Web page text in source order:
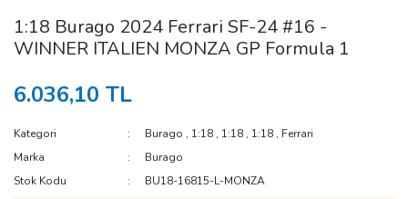
1:18 Burago 2024 Ferrari SF-24 #16 -
WINNER ITALIEN MONZA GP Formula 1
6.036,10 TL
Kategori Burago , 1:18 , 1:18 , 1:18 , Ferrari
Marka
Burago
Stok Kodu
BU18-16815-L-MONZA